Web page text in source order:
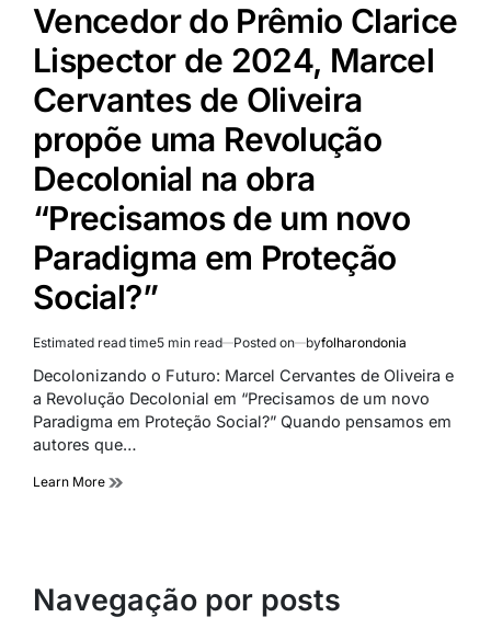
Vencedor do Prêmio Clarice
Lispector de 2024, Marcel
Cervantes de Oliveira
propõe uma Revolução
Decolonial na obra
“Precisamos de um novo
Paradigma em Proteção
Social?”
Estimated read time5 min read Posted on byfolharondonia
Decolonizando o Futuro: Marcel Cervantes de Oliveira e
a Revolução Decolonial em “Precisamos de um novo
Paradigma em Proteção Social?” Quando pensamos em
autores que…
Learn More
Navegação por posts